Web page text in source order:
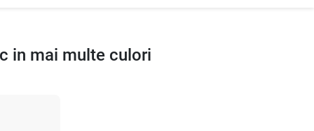
in mai multe culori